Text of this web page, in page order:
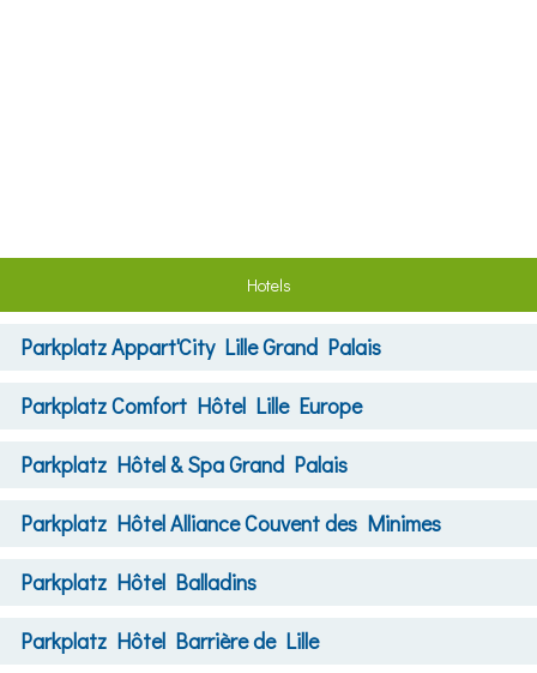
Hotels
ParkplatzAppart'City Lille Grand Palais
ParkplatzComfort Hôtel Lille Europe
Parkplatz Hôtel & Spa Grand Palais
Parkplatz Hôtel Alliance Couvent des Minimes
Parkplatz Hôtel Balladins
Parkplatz Hôtel Barrière de Lille